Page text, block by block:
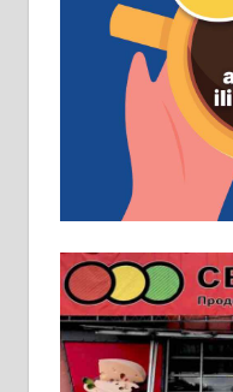
Рудник и
д.о.о.
помоћника
Основна
искуство на
пословима,
услов.
превоз,
локал 22
Пружам услуге
у грађевини,
молерских